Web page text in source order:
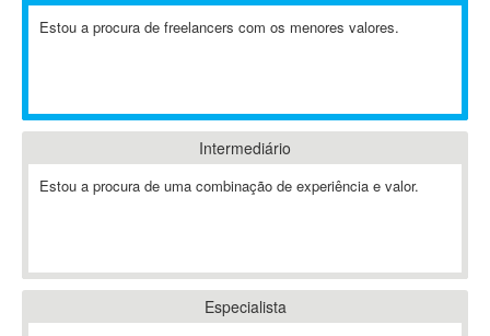
ABAP
ABIS
Ableton
Ableton Live
Abstract Window Toolkit (AWT)
Estou a procura de freelancers com os menores valores.
Intermediário
Estou a procura de uma combinação de experiência e valor.
Especialista